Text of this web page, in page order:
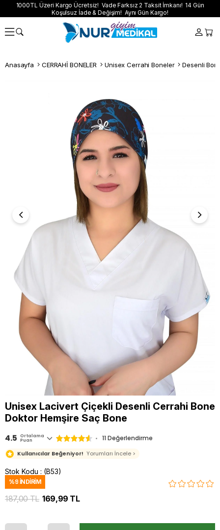
1000TL Üzeri Kargo Ücretsiz! Vade Farksız 2 Taksit İmkanı! 14 Gün
Koşulsuz İade & Değişim! Aynı Gün Kargo!
Anasayfa CERRAHİ BONELER Unisex Cerrahi Boneler Desenli
Unisex Lacivert Çiçekli Desenli Cerrahi Bone
Doktor Hemşire Saç Bone
4.5 Ortalama
Puan 11 Değerlendirme
Kullanıcılar Beğeniyor! Yorumları İncele >
Stok Kodu (B53)
%9 İNDIRIM
187,00 TL 169,99 TL